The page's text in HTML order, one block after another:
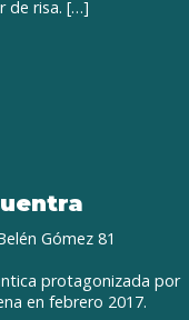
de risa. […]
Gómez 81
protagonizada por
en febrero 2017.